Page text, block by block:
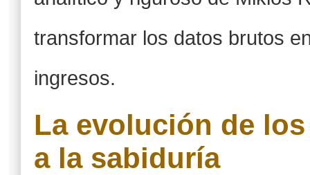
transformar los datos brutos
ingresos.
La evolución de
a la sabiduría